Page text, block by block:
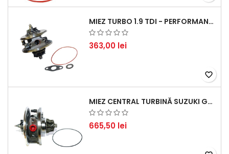
MIEZ TURBO 1.9 TDI - PERFORMANȚĂ FIABILĂ PENTRU AUDI, SEAT, SKODA ȘI VW
363,00 lei
favorite_border
MIEZ CENTRAL TURBINĂ SUZUKI GRAND ESCUDO II 1.9 DDIS TRACȚIUNE INTEGRALĂ - MOTORIZARE 1.9L, 95 KW (129 CP)
665,50 lei